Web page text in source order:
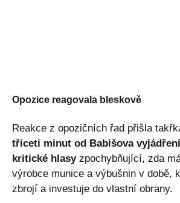
Opozice reagovala bleskově
Reakce z opozičních řad přišla
třiceti minut od Babišova
kritické hlasyzpochybňující, zda
výrobce munice a výbušnin v době,
zbrojí a investuje do vlastní obrany.